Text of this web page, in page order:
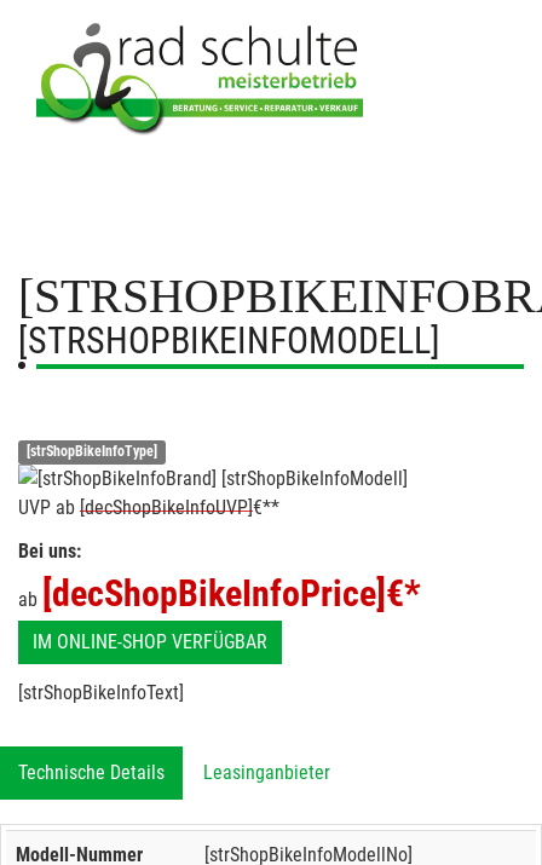
[STRSHOPBIKEINFOMODELL]
[strShopBikeInfoType]
UVP ab [decShopBikeInfoUVP]€**
Bei uns:
ab [decShopBikeInfoPrice] €*
IM ONLINE-SHOP VERFÜGBAR
[strShopBikeInfoText]
Technische Details Leasinganbieter
Modell-Nummer [strShopBikeInfoModellNo]